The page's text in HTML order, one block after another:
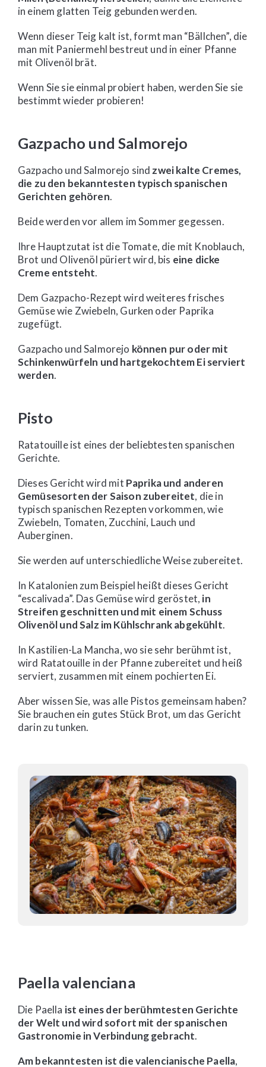
in einem glatten Teig gebunden werden.
Wenn dieser Teig kalt ist, formt man “Bällchen”, die
man mit Paniermehl bestreut und in einer Pfanne
mit Olivenöl brät.
Wenn Sie sie einmal probiert haben, werden Sie sie
bestimmt wieder probieren!
Gazpacho und Salmorejo
Gazpacho und Salmorejo sindzwei kalte Cremes,
die zu den bekanntesten typisch spanischen
Gerichten gehören.
Beide werden vor allem im Sommer gegessen.
Ihre Hauptzutat ist die Tomate, die mit Knoblauch,
Brot und Olivenöl püriert wird, bis eine dicke
Creme entsteht.
Dem Gazpacho-Rezept wird weiteres frisches
Gemüse wie Zwiebeln, Gurken oder Paprika
zugefügt.
Gazpacho und Salmorejo können pur oder mit
Schinkenwürfeln und hartgekochtem Ei serviert
werden.
Pisto
Ratatouille ist eines der beliebtesten spanischen
Gerichte.
Dieses Gericht wird mit Paprika und anderen
Gemüsesorten der Saison zubereitet, die in
typisch spanischen Rezepten vorkommen, wie
Zwiebeln, Tomaten, Zucchini, Lauch und
Auberginen.
Sie werden auf unterschiedliche Weise zubereitet.
In Katalonien zum Beispiel heißt dieses Gericht
“escalivada”. Das Gemüse wird geröstet, in
Streifen geschnitten und mit einem Schuss
Olivenöl und Salz im Kühlschrank abgekühlt.
In Kastilien-La Mancha, wo sie sehr berühmt ist,
wird Ratatouille in der Pfanne zubereitet und heiß
serviert, zusammen mit einem pochierten Ei.
Aber wissen Sie, was alle Pistos gemeinsam haben?
Sie brauchen ein gutes Stück Brot, um das Gericht
darin zu tunken.
Paella valenciana
Die Paella ist eines der berühmtesten Gerichte
der Welt und wird sofort mit der spanischen
Gastronomie in Verbindung gebracht.
Am bekanntesten ist die valencianische Paella,